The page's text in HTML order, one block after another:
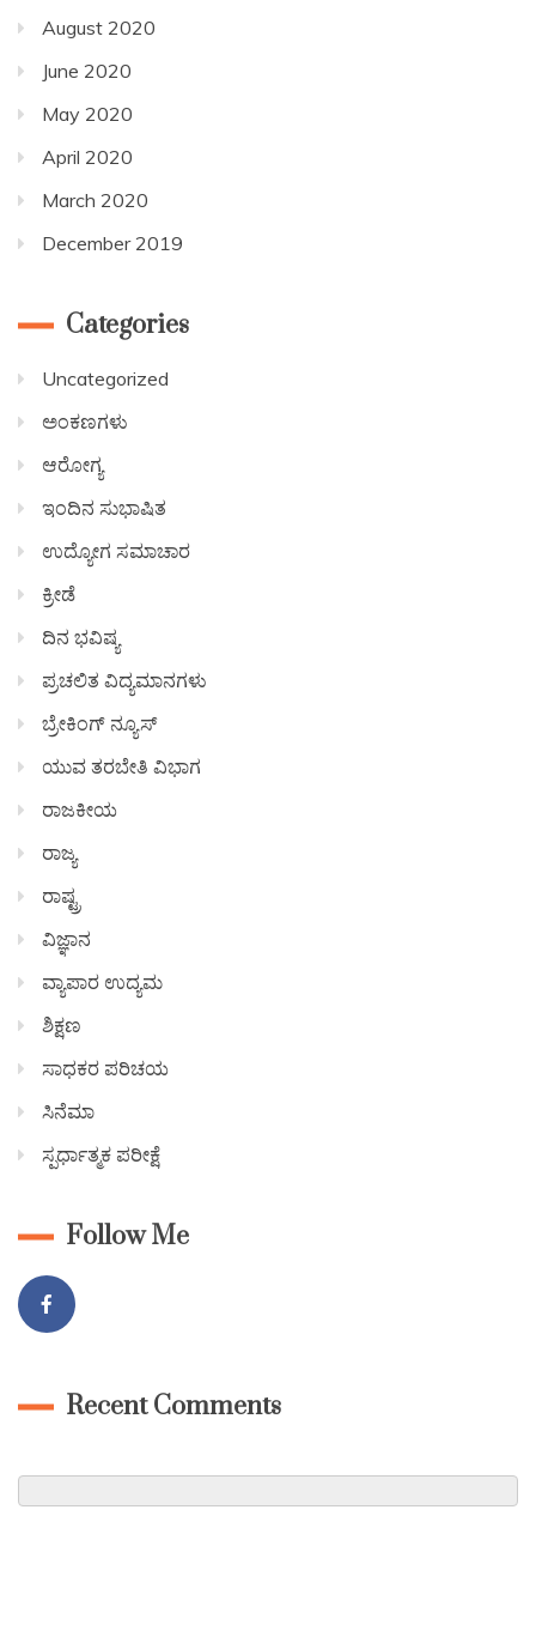
August 2020
June 2020
May 2020
April 2020
March 2020
December 2019
Categories
Uncategorized
ಅಂಕಣಗಳು
ಆರೋಗ್ಯ
ಇಂದಿನ ಸುಭಾಷಿತ
ಉದ್ಯೋಗ ಸಮಾಚಾರ
ಕ್ರೀಡೆ
ದಿನ ಭವಿಷ್ಯ
ಪ್ರಚಲಿತ ವಿದ್ಯಮಾನಗಳು
ಬ್ರೇಕಿಂಗ್ ನ್ಯೂಸ್
ಯುವ ತರಬೇತಿ ವಿಭಾಗ
ರಾಜಕೀಯ
ರಾಜ್ಯ
ರಾಷ್ಟ್ರ
ವಿಜ್ಞಾನ
ವ್ಯಾಪಾರ ಉದ್ಯಮ
ಶಿಕ್ಷಣ
ಸಾಧಕರ ಪರಿಚಯ
ಸಿನೆಮಾ
ಸ್ಪರ್ಧಾತ್ಮಕ ಪರೀಕ್ಷೆ
Follow Me
Recent Comments